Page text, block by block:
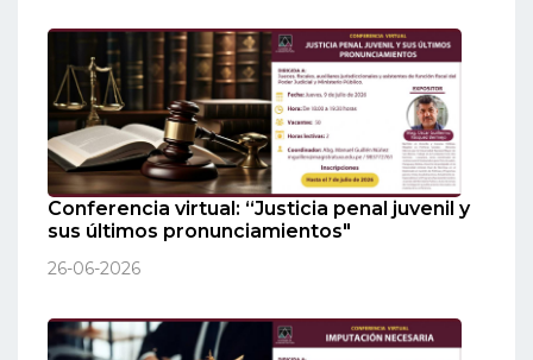
Conferencia virtual: “Justicia penal juvenil y
sus últimos pronunciamientos"
26-06-2026